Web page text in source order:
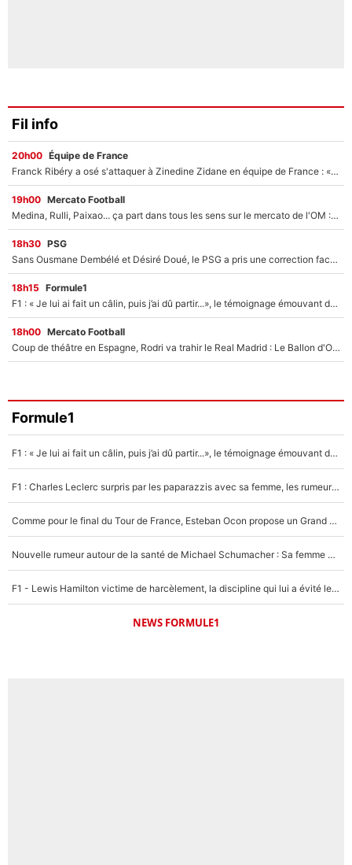
Fil info
20h00 Équipe de France
Franck Ribéry a osé s'attaquer à Zinedine Zidane en équipe de France : «Je n'aurais jamais fait ça»
19h00 Mercato Football
Medina, Rulli, Paixao... ça part dans tous les sens sur le mercato de l'OM : Frank McCourt va enfin récupérer l'argent qu'il attend ?
18h30 PSG
Sans Ousmane Dembélé et Désiré Doué, le PSG a pris une correction face à Majorque : Luis Enrique attend avec impatience des renforts !
18h15 Formule1
F1 : « Je lui ai fait un câlin, puis j’ai dû partir...», le témoignage émouvant de Max Verstappen sur sa fille
18h00 Mercato Football
Coup de théâtre en Espagne, Rodri va trahir le Real Madrid : Le Ballon d'Or a choisi de signer au FC Barcelone !
Formule1
F1 : « Je lui ai fait un câlin, puis j’ai dû partir...», le témoignage émouvant de Max Verstappen sur sa fille
F1 : Charles Leclerc surpris par les paparazzis avec sa femme, les rumeurs étaient vraies !
Comme pour le final du Tour de France, Esteban Ocon propose un Grand Prix de Formule 1 à Paris : «Autour de l’Arc de Triomphe, ce serait génial» !
Nouvelle rumeur autour de la santé de Michael Schumacher : Sa femme Corinna sort du silence
F1 - Lewis Hamilton victime de harcèlement, la discipline qui lui a évité le pire : «J'aurais probablement mal tourné»
NEWS FORMULE1